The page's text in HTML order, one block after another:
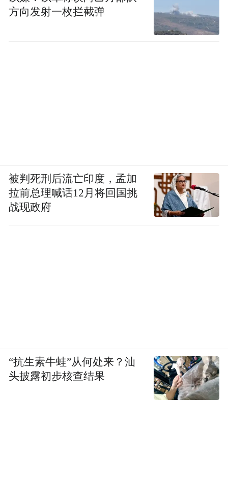
方向发射一枚拦截弹
被判死刑后流亡印度，孟加
拉前总理喊话12月将回国挑
战现政府
“抗生素牛蛙”从何处来？汕
头披露初步核查结果